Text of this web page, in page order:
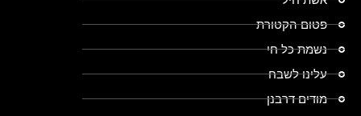
פטום הקטורת
נשמת כל חי
עלינו לשבח
מודים דרבנן